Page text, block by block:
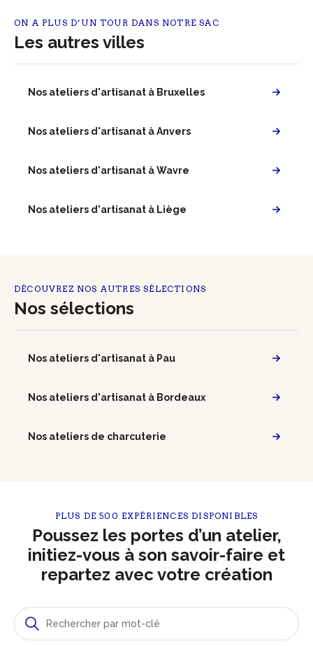
ON A PLUS D’UN TOUR DANS NOTRE SAC
Les autres villes
Nos ateliers d'artisanat à Bruxelles
Nos ateliers d'artisanat à Anvers
Nos ateliers d'artisanat à Wavre
Nos ateliers d'artisanat à Liège
DÉCOUVREZ NOS AUTRES SÉLECTIONS
Nos sélections
Nos ateliers d'artisanat à Pau
Nos ateliers d'artisanat à Bordeaux
Nos ateliers de charcuterie
PLUS DE 500 EXPÉRIENCES DISPONIBLES
Poussez les portes d’un atelier,
initiez-vous à son savoir-faire et
repartez avec votre création